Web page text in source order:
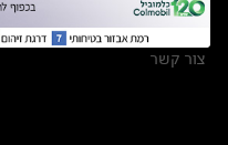
מרכזי שירות
צור קשר